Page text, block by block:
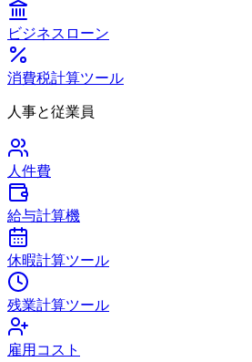
ビジネスローン
消費税計算ツール
人事と従業員
人件費
給与計算機
休暇計算ツール
残業計算ツール
雇用コスト